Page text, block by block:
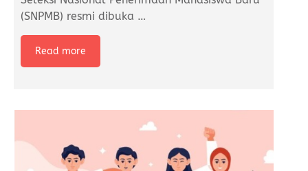
(SNPMB) resmi dibuka …
Read more